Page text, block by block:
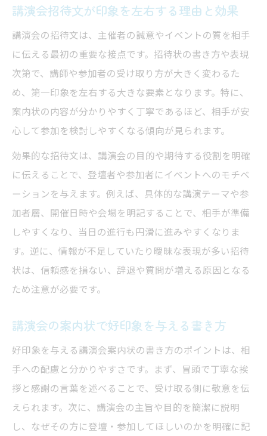
講演会案内状に求められるフォーマル表現
講師紹介や役職記載のポイントを解説
講演会参加依頼メールとの違いを知る
伝わる講演会招待状の表現例に注目
講演会招待状で実践したい表現例まとめ
講演会の案内文例が相手に響く理由
参加率を高める講演会招待状の言い換え術
講演会案内チラシと招待状の表現の違い
講演会参加依頼メールにも応用できる工夫
招待講演とは何かを実践例から解説
講演会における招待講演の意味と役割
基調講演と招待講演の違いを正しく理解
講師を招く際の言い換え表現の使い方
講演会での講師紹介マナーを解説
メールで送る講演会招待のマナー集
講演会招待メールの基本マナーと表現
講演会案内状メール作成時の注意点とは
講演会参加依頼メールのポイントを整理
講演会招待状メールの件名と挨拶例
講演会招待文が印象を左右する理由と効果
講演会の招待文は、主催者の誠意やイベントの質を相手
に伝える最初の重要な接点です。招待状の書き方や表現
次第で、講師や参加者の受け取り方が大きく変わるた
め、第一印象を左右する大きな要素となります。特に、
案内状の内容が分かりやすく丁寧であるほど、相手が安
心して参加を検討しやすくなる傾向が見られます。
効果的な招待文は、講演会の目的や期待する役割を明確
に伝えることで、登壇者や参加者にイベントへのモチベ
ーションを与えます。例えば、具体的な講演テーマや参
加者層、開催日時や会場を明記することで、相手が準備
しやすくなり、当日の進行も円滑に進みやすくなりま
す。逆に、情報が不足していたり曖昧な表現が多い招待
状は、信頼感を損ない、辞退や質問が増える原因となる
ため注意が必要です。
講演会の案内状で好印象を与える書き方
好印象を与える講演会案内状の書き方のポイントは、相
手への配慮と分かりやすさです。まず、冒頭で丁寧な挨
拶と感謝の言葉を述べることで、受け取る側に敬意を伝
えられます。次に、講演会の主旨や目的を簡潔に説明
し、なぜその方に登壇・参加してほしいのかを明確に記